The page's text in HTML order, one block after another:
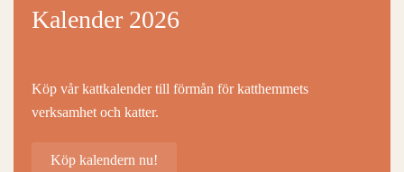
Kalender 2026
Köp vår kattkalender till förmån för katthemmets
verksamhet och katter.
Köp kalendern nu!